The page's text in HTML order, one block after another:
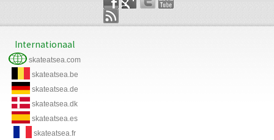
Internationaal
skateatsea.com
skateatsea.be
skateatsea.de
skateatsea.dk
skateatsea.es
skateatsea.fr